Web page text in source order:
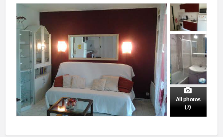
All photos
(7)